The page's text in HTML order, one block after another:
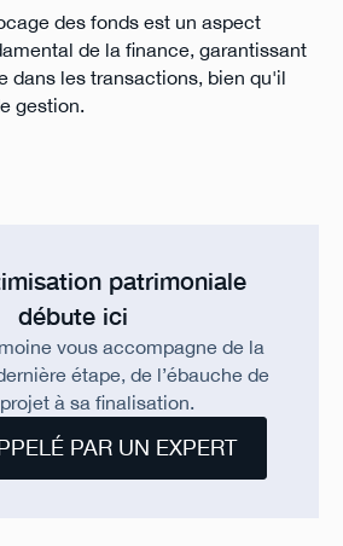
des fonds est un aspect
de la finance, garantissant
dans les transactions, bien qu'il
gestion.
patrimoniale
débute ici
vous accompagne de la
étape, de l’ébauche de
à sa finalisation.
PAR UN EXPERT